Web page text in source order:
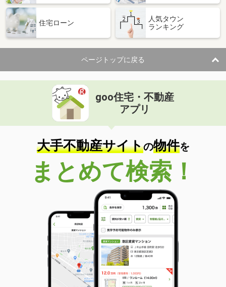
愛知県名古屋市千種区菊坂町３丁目
住 所
愛知県名古屋市千種区菊坂町３丁目
専有面積 48.6m²
間取り
1LDK
愛知県東海市富木島町新山田
価 格
住 所
愛知県東海市富木島町新山田
専有面積 29.2m²
間取り
1K
愛知県刈谷市末広町２丁目
価 格
7万円
愛知県刈谷市末広町２丁目
41.11m²
間取り
1LDK
愛知県刈谷市東刈谷町２丁目
価 格
7.50万円
住 所
愛知県刈谷市東刈谷町２丁目
専有面積 31.46m²
住宅ローン
人気タウン
ランキング
ページトップに戻る
goo住宅・不動産
アプリ
大手不動産サイトの物件を
まとめて検索！